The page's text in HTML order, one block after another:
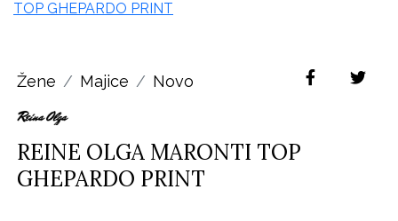
Žene Majice Novo
REINE OLGA MARONTI TOP
GHEPARDO PRINT